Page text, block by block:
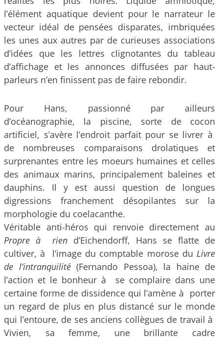
l’élément aquatique devient pour le narrateur le
vecteur idéal de pensées disparates, imbriquées
les unes aux autres par de curieuses associations
d’idées que les lettres clignotantes du tableau
d’affichage et les annonces diffusées par haut-
parleurs n’en finissent pas de faire rebondir.
Pour Hans, passionné par ailleurs
d’océanographie, la piscine, sorte de cocon
artificiel, s’avère l’endroit parfait pour se livrer à
de nombreuses comparaisons drolatiques et
surprenantes entre les moeurs humaines et celles
des animaux marins, principalement baleines et
dauphins. Il y est aussi question de longues
digressions franchement désopilantes sur la
morphologie du coelacanthe.
Véritable anti-héros qui renvoie directement au
Propre à rien d’Eichendorff, Hans se flatte de
cultiver, à l’image du comptable morose du Livre
de l’intranquilité(Fernando Pessoa), la haine de
l’action et le bonheur à se complaire dans une
certaine forme de dissidence qui l’amène à porter
un regard de plus en plus distancé sur le monde
qui l’entoure, de ses anciens collègues de travail à
Vivien, sa femme, une brillante cadre